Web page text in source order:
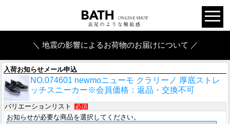
＼ 地震の影響によるお荷物のお届けについて ／
入荷お知らせメール申込
NO.074601 newmoニューモ クラリーノ 厚底ストレ
ッチスニーカー※会員価格：返品・交換不可
バリエーションリスト 必須
お知らせが必要な商品を選択してください。